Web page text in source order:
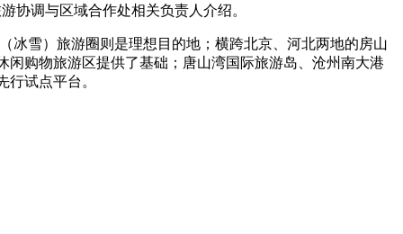
协调与区域合作处相关负责人介绍。
雪）旅游圈则是理想目的地；横跨北京、河北两地的房山
购物旅游区提供了基础；唐山湾国际旅游岛、沧州南大港
试点平台。